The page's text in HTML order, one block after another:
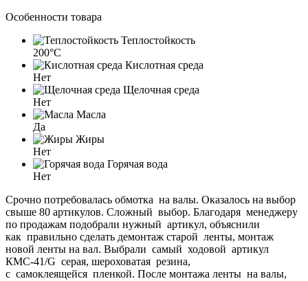
Особенности товара
Теплостойкость
200°C
Кислотная среда
Нет
Щелочная среда
Нет
Масла
Да
Жиры
Нет
Горячая вода
Нет
Срочно потребовалась обмотка на валы. Оказалось на выбор
свыше 80 артикулов. Сложный выбор. Благодаря менеджеру
по продажам подобрали нужный артикул, объяснили
как правильно сделать демонтаж старой ленты, монтаж
новой ленты на вал. Выбрали самый ходовой артикул
КМС-41/G серая, шероховатая резина,
с самоклеящейся пленкой. После монтажа ленты на валы,